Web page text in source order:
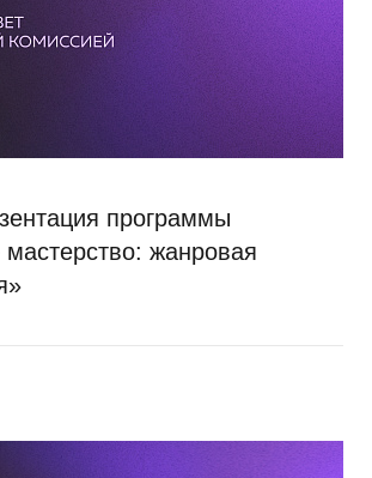
программы
жанровая